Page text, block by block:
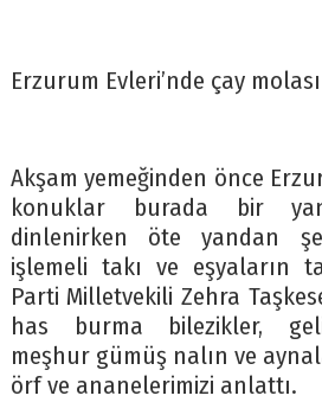
Erzurum Evleri’nde çay molası
Akşam yemeğinden önce
konuklar burada bir
dinlenirken öte yandan
işlemeli takı ve eşyaların
Parti Milletvekili Zehra
has burma bilezikler,
meşhur gümüş nalın ve
örf ve ananelerimizi anlattı.